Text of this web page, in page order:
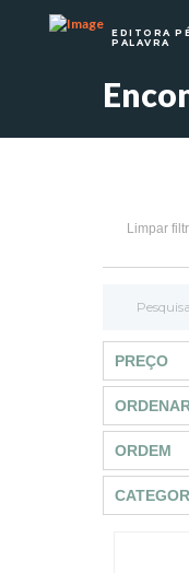
EDITORA
PALAVRA
Limpar
PREÇO
ORDEM